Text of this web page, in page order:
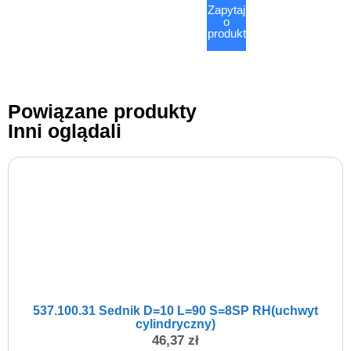
Zapytaj
o
produkt
Powiązane produkty
Inni oglądali
537.100.31 Sednik D=10 L=90 S=8SP RH(uchwyt
cylindryczny)
46,37 zł